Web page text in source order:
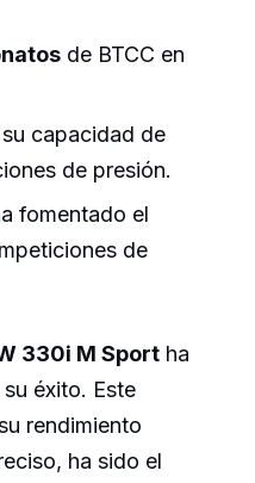
de BTCC en
capacidad de
de presión.
fomentado el
de
330i M Sport ha
éxito. Este
rendimiento
ha sido el